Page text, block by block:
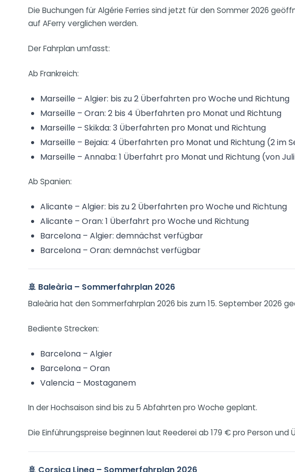
Die Buchungen für Algérie Ferries sind jetzt für den Sommer 2026
auf AFerry verglichen werden.
Der Fahrplan umfasst:
Ab Frankreich:
Marseille – Algier: bis zu 2 Überfahrten pro Woche und Richtung
Marseille – Oran: 2 bis 4 Überfahrten pro Monat und Richtung
Marseille – Skikda: 3 Überfahrten pro Monat und Richtung
Marseille – Bejaia: 4 Überfahrten pro Monat und Richtung (2 im
Marseille – Annaba: 1 Überfahrt pro Monat und Richtung (von
Ab Spanien:
Alicante – Algier: bis zu 2 Überfahrten pro Woche und Richtung
Alicante – Oran: 1 Überfahrt pro Woche und Richtung
Barcelona – Algier: demnächst verfügbar
Barcelona – Oran: demnächst verfügbar
🚢 Baleària – Sommerfahrplan 2026
Baleària hat den Sommerfahrplan 2026 bis zum 15. September 2026
Bediente Strecken:
Barcelona – Algier
Barcelona – Oran
Valencia – Mostaganem
In der Hochsaison sind bis zu 5 Abfahrten pro Woche geplant.
Die Einführungspreise beginnen laut Reederei ab 179 € pro Person
🚢 Corsica Linea – Sommerfahrplan 2026